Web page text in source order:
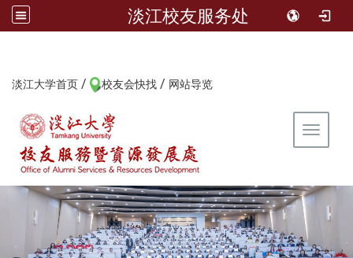
淡江校友服务处
淡江大学首页 / 校友会快找 / 网站导览
Toggle